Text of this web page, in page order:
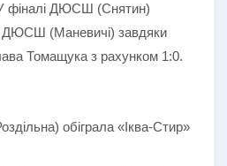
У фіналі ДЮСШ (Снятин)
ДЮСШ (Маневичі) завдяки
Томащука з рахунком 1:0.
обіграла «Іква-Стир»